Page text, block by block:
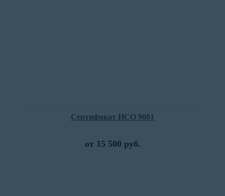
Сертификат ИСО 9001
от 15 500 руб.